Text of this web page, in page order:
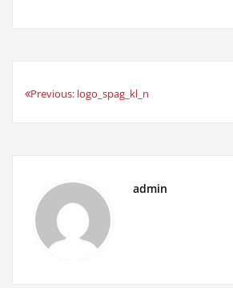
Beitrags-
Previous: logo_spag_kl_n
admin